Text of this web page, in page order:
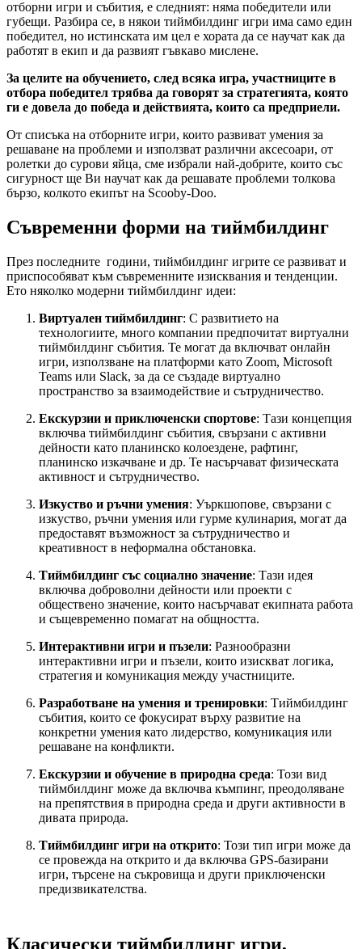
отборни игри и събития, е следният: няма победители или
губещи. Разбира се, в някои тиймбилдинг игри има само един
победител, но истинската им цел е хората да се научат как да
работят в екип и да развият гъвкаво мислене.
За целите на обучението, след всяка игра, участниците в
отбора победител трябва да говорят за стратегията, която
ги е довела до победа и действията, които са предприели.
От списъка на отборните игри, които развиват умения за
решаване на проблеми и използват различни аксесоари, от
ролетки до сурови яйца, сме избрали най-добрите, които със
сигурност ще Ви научат как да решавате проблеми толкова
бързо, колкото екипът на Scooby-Doo.
Съвременни форми на тиймбилдинг
През последните години, тиймбилдинг игрите се развиват и
приспособяват към съвременните изисквания и тенденции.
Ето няколко модерни тиймбилдинг идеи:
Виртуален тиймбилдинг: С развитието на
технологиите, много компании предпочитат виртуални
тиймбилдинг събития. Те могат да включват онлайн
игри, използване на платформи като Zoom, Microsoft
Teams или Slack, за да се създаде виртуално
пространство за взаимодействие и сътрудничество.
Екскурзии и приключенски спортове: Тази концепция
включва тиймбилдинг събития, свързани с активни
дейности като планинско колоездене, рафтинг,
планинско изкачване и др. Те насърчават физическата
активност и сътрудничество.
Изкуство и ръчни умения: Уъркшопове, свързани с
изкуство, ръчни умения или гурме кулинария, могат да
предоставят възможност за сътрудничество и
креативност в неформална обстановка.
Тиймбилдинг със социално значение: Тази идея
включва доброволни дейности или проекти с
обществено значение, които насърчават екипната работа
и същевременно помагат на общността.
Интерактивни игри и пъзели: Разнообразни
интерактивни игри и пъзели, които изискват логика,
стратегия и комуникация между участниците.
Разработване на умения и тренировки: Тиймбилдинг
събития, които се фокусират върху развитие на
конкретни умения като лидерство, комуникация или
решаване на конфликти.
Екскурзии и обучение в природна среда: Този вид
тиймбилдинг може да включва къмпинг, преодоляване
на препятствия в природна среда и други активности в
дивата природа.
Тиймбилдинг игри на открито: Този тип игри може да
се провежда на открито и да включва GPS-базирани
игри, търсене на съкровища и други приключенски
предизвикателства.
Класически тиймбилдинг игри,